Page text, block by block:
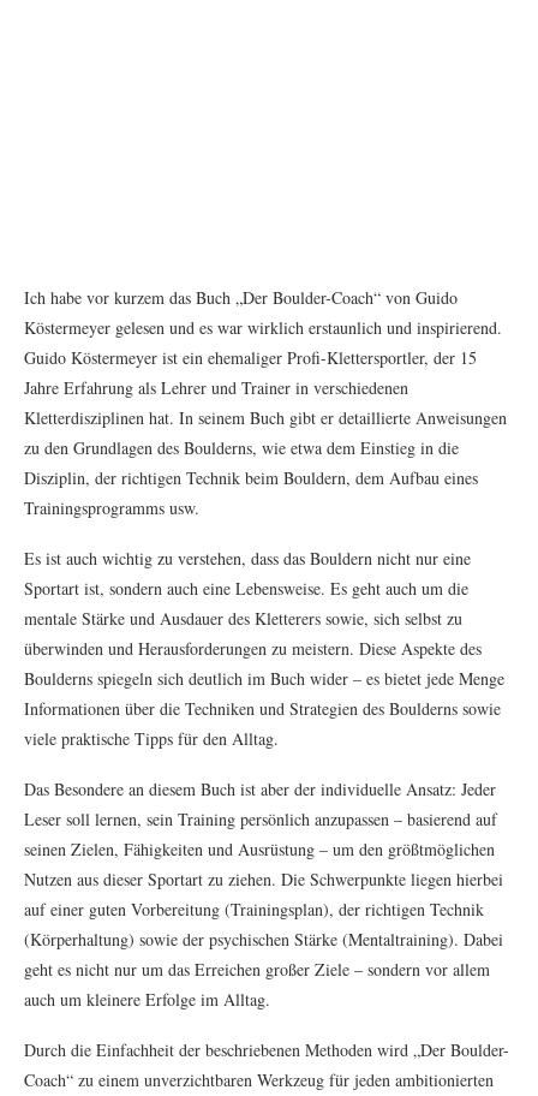
Ich habe vor kurzem das Buch „Der Boulder-Coach“ von Guido
Köstermeyer gelesen und es war wirklich erstaunlich und inspirierend.
Guido Köstermeyer ist ein ehemaliger Profi-Klettersportler, der 15
Jahre Erfahrung als Lehrer und Trainer in verschiedenen
Kletterdisziplinen hat. In seinem Buch gibt er detaillierte Anweisungen
zu den Grundlagen des Boulderns, wie etwa dem Einstieg in die
Disziplin, der richtigen Technik beim Bouldern, dem Aufbau eines
Trainingsprogramms usw.
Es ist auch wichtig zu verstehen, dass das Bouldern nicht nur eine
Sportart ist, sondern auch eine Lebensweise. Es geht auch um die
mentale Stärke und Ausdauer des Kletterers sowie, sich selbst zu
überwinden und Herausforderungen zu meistern. Diese Aspekte des
Boulderns spiegeln sich deutlich im Buch wider – es bietet jede Menge
Informationen über die Techniken und Strategien des Boulderns sowie
viele praktische Tipps für den Alltag.
Das Besondere an diesem Buch ist aber der individuelle Ansatz: Jeder
Leser soll lernen, sein Training persönlich anzupassen – basierend auf
seinen Zielen, Fähigkeiten und Ausrüstung – um den größtmöglichen
Nutzen aus dieser Sportart zu ziehen. Die Schwerpunkte liegen hierbei
auf einer guten Vorbereitung (Trainingsplan), der richtigen Technik
(Körperhaltung) sowie der psychischen Stärke (Mentaltraining). Dabei
geht es nicht nur um das Erreichen großer Ziele – sondern vor allem
auch um kleinere Erfolge im Alltag.
Durch die Einfachheit der beschriebenen Methoden wird „Der Boulder-
Coach“ zu einem unverzichtbaren Werkzeug für jeden ambitionierten